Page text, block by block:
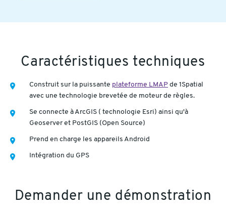
Caractéristiques techniques
Construit sur la puissante plateforme LMAP de 1Spatial
avec une technologie brevetée de moteur de règles.
Se connecte à ArcGIS ( technologie Esri) ainsi qu'à
Geoserver et PostGIS (Open Source)
Prend en charge les appareils Android
Intégration du GPS
Demander une démonstration